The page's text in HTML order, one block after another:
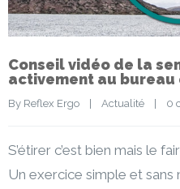
Conseil vidéo de la
activement au bureau
By Reflex Ergo | Actualité | 0
S’étirer c’est bien mais le
Un exercice simple et